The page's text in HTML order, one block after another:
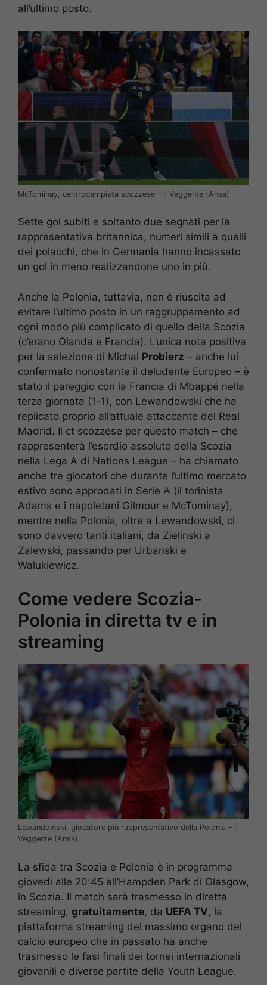
all’ultimo posto.
McTominay, centrocampista scozzese – Il Veggente (Ansa)
Sette gol subiti e soltanto due segnati per la
rappresentativa britannica, numeri simili a quelli
dei polacchi, che in Germania hanno incassato
un gol in meno realizzandone uno in più.
Anche la Polonia, tuttavia, non è riuscita ad
evitare l’ultimo posto in un raggruppamento ad
ogni modo più complicato di quello della Scozia
(c’erano Olanda e Francia). L’unica nota positiva
per la selezione di Michal Probierz – anche lui
confermato nonostante il deludente Europeo – è
stato il pareggio con la Francia di Mbappé nella
terza giornata (1-1), con Lewandowski che ha
replicato proprio all’attuale attaccante del Real
Madrid. Il ct scozzese per questo match – che
rappresenterà l’esordio assoluto della Scozia
nella Lega A di Nations League – ha chiamato
anche tre giocatori che durante l’ultimo mercato
estivo sono approdati in Serie A (il torinista
Adams e i napoletani Gilmour e McTominay),
mentre nella Polonia, oltre a Lewandowski, ci
sono davvero tanti italiani, da Zielinski a
Zalewski, passando per Urbanski e
Walukiewicz.
Come vedere Scozia-
Polonia in diretta tv e in
streaming
Lewandowski, giocatore più rappresentativo della Polonia – Il
Veggente (Ansa)
La sfida tra Scozia e Polonia è in programma
giovedì alle 20:45 all’Hampden Park di Glasgow,
in Scozia. Il match sarà trasmesso in diretta
streaming, gratuitamente, da UEFA TV, la
piattaforma streaming del massimo organo del
calcio europeo che in passato ha anche
trasmesso le fasi finali dei tornei internazionali
giovanili e diverse partite della Youth League.